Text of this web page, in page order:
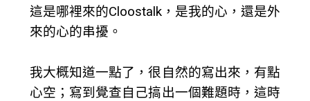
這是哪裡來的Cloostalk，是我的心，還是外
來的心的串擾。
我大概知道一點了，很自然的寫出來，有點
心空；寫到覺查自己搞出一個難題時，這時